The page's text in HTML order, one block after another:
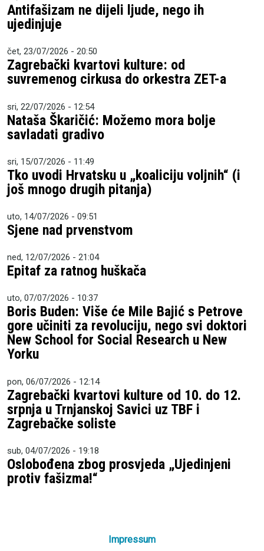
Antifašizam ne dijeli ljude, nego ih
ujedinjuje
čet, 23/07/2026 - 20:50
Zagrebački kvartovi kulture: od
suvremenog cirkusa do orkestra ZET-a
sri, 22/07/2026 - 12:54
Nataša Škaričić: Možemo mora bolje
savladati gradivo
sri, 15/07/2026 - 11:49
Tko uvodi Hrvatsku u „koaliciju voljnih“ (i
još mnogo drugih pitanja)
uto, 14/07/2026 - 09:51
Sjene nad prvenstvom
ned, 12/07/2026 - 21:04
Epitaf za ratnog huškača
uto, 07/07/2026 - 10:37
Boris Buden: Više će Mile Bajić s Petrove
gore učiniti za revoluciju, nego svi doktori
New School for Social Research u New
Yorku
pon, 06/07/2026 - 12:14
Zagrebački kvartovi kulture od 10. do 12.
srpnja u Trnjanskoj Savici uz TBF i
Zagrebačke soliste
sub, 04/07/2026 - 19:18
Oslobođena zbog prosvjeda „Ujedinjeni
protiv fašizma!“
Impressum